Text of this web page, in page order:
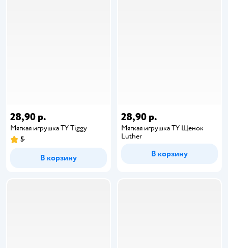
28,90 р.
Мягкая игрушка TY Tiggy
5
В корзину
28,90 р.
Мягкая игрушка TY Щенок
Luther
В корзину